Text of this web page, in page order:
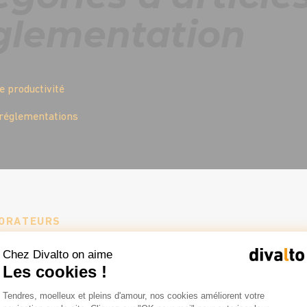
productivité
: impliquez
dans le
Chez Divalto on aime
Les cookies !
Plateforme de Gestion du
Tendres, moelleux et pleins d'amour, nos cookies améliorent votre